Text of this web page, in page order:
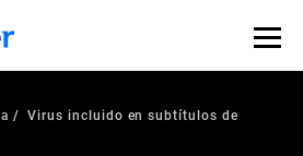
Virus incluido en subtítulos de